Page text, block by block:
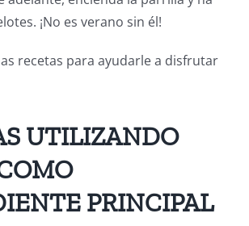
¡No es verano sin él!
recetas para ayudarle a disfrutar
UTILIZANDO
PRINCIPAL